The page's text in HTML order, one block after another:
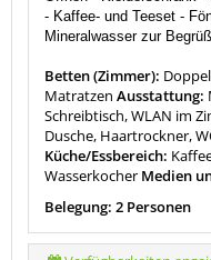
- Kaffee- und Teeset -
Mineralwasser zur
Betten (Zimmer):
Matratzen Ausstattung:
Schreibtisch, WLAN im
Dusche, Haartrockner,
Küche/Essbereich:
Wasserkocher Medien
Belegung: 2 Personen